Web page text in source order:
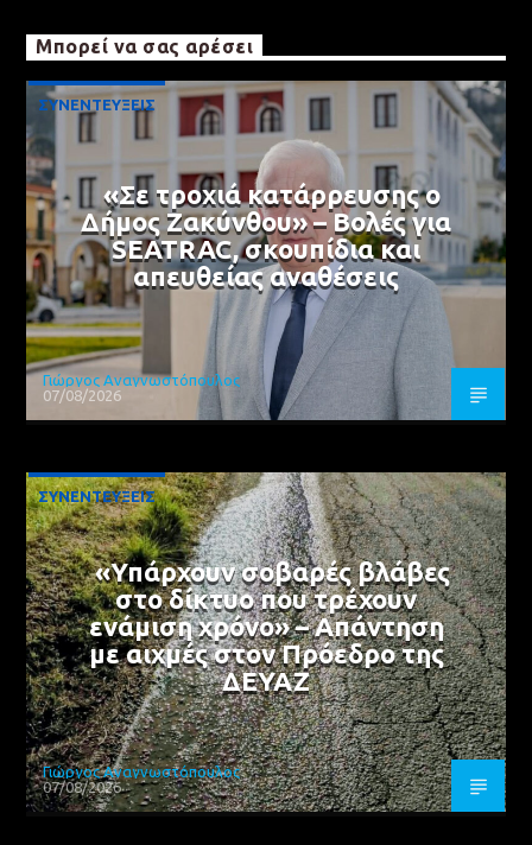
Μπορεί να σας αρέσει
ΣΥΝΕΝΤΕΥΞΕΙΣ
«Σε τροχιά κατάρρευσης ο
Δήμος Ζακύνθου» – Βολές για
SEATRAC, σκουπίδια και
απευθείας αναθέσεις
Γιώργος Αναγνωστόπουλος
07/08/2026
ΣΥΝΕΝΤΕΥΞΕΙΣ
«Υπάρχουν σοβαρές βλάβες
στο δίκτυο που τρέχουν
ενάμιση χρόνο» – Απάντηση
με αιχμές στον Πρόεδρο της
ΔΕΥΑΖ
Γιώργος Αναγνωστόπουλος
07/08/2026